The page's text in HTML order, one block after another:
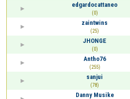
edgardocattaneo
(0)
zaintwins
(25)
JHONGE
(0)
Antho76
(255)
sanjui
(78)
Danny Musike